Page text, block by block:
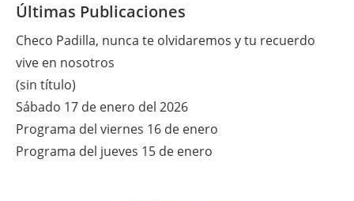
Últimas Publicaciones
Checo Padilla, nunca te olvidaremos y tu recuerdo
vive en nosotros
(sin título)
Sábado 17 de enero del 2026
Programa del viernes 16 de enero
Programa del jueves 15 de enero